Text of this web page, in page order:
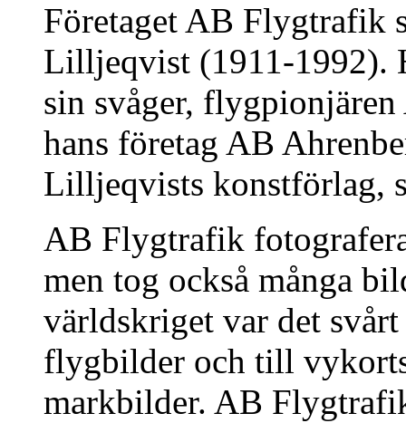
Företaget AB Flygtrafik
Lilljeqvist (1911-1992).
sin svåger,
hans företag AB
Lilljeqvists konstförlag,
AB Flygtrafik
men tog också många
världskriget var det
flygbilder och till
markbilder. AB